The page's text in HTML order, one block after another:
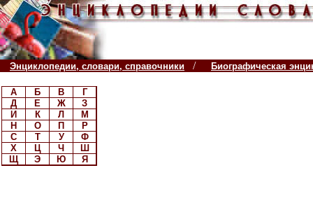
Энциклопедии, словари, справочники / Биографическая
А Б В
Г
Д
Е Ж
З
И
К Л
М
Н
О П
Р
С
Т У
Ф
Х
Ц Ч
Ш
Щ
Э Ю Я